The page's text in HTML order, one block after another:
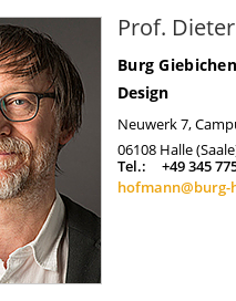
Prof.
Burg
Design
Neuwerk 7,
06108 Halle
Tel.:
+49 345
hofmann@burg-